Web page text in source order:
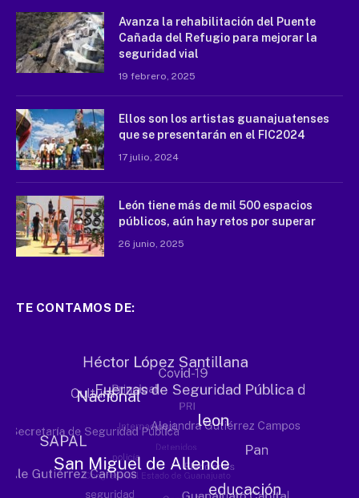
Avanza la rehabilitación del Puente
Cañada del Refugio para mejorar la
seguridad vial
19 febrero, 2025
Ellos son los artistas guanajuatenses
que se presentarán en el FIC2024
17 julio, 2024
León tiene más de mil 500 espacios
públicos, aún hay retos por superar
26 junio, 2025
TE CONTAMOS DE: